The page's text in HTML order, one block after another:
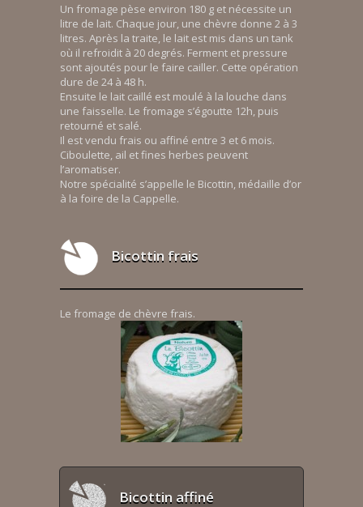
Un fromage pèse environ 180 g et nécessite un
litre de lait. Chaque jour, une chèvre donne 2 à 3
litres. Après la traite, le lait est mis dans un tank
où il refroidit à 20 degrés. Ferment et pressure
sont ajoutés pour le faire cailler. Cette opération
dure de 24 à 48 h.
Ensuite le lait caillé est moulé à la louche dans
une faisselle. Le fromage s’égoutte 12h, puis
retourné et salé.
Il est vendu frais ou affiné entre 3 et 6 mois.
Ciboulette, ail et fines herbes peuvent
l’aromatiser.
Notre spécialité s’appelle le Bicottin, médaille d’or
à la foire de la Cappelle.
Bicottin frais
Le fromage de chèvre frais.
Bicottin affiné